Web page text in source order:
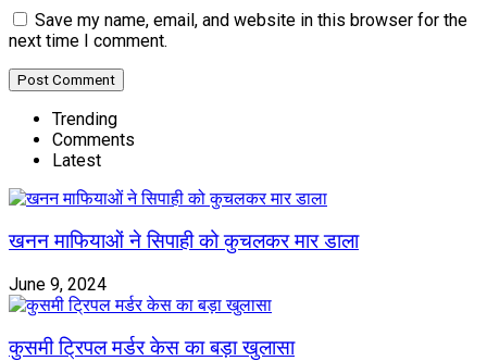
Save my name, email, and website in this browser for the
next time I comment.
Trending
Comments
Latest
खनन माफियाओं ने सिपाही को कुचलकर मार डाला
June 9, 2024
कुसमी ट्रिपल मर्डर केस का बड़ा खुलासा